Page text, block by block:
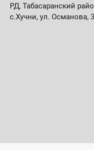
РД, Табасаранский
с.Хучни, ул. Османова,